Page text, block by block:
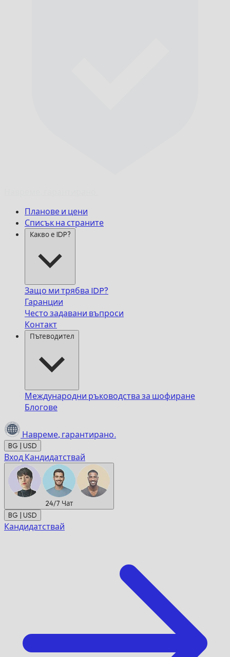
Планове и цени
Списък на страните
Какво е IDP?
Защо ми трябва IDP?
Гаранции
Често задавани въпроси
Контакт
Пътеводител
Международни ръководства за шофиране
Блогове
Навреме, гарантирано.
BG | USD
Вход Кандидатствай
24/7 Чат
BG | USD
Кандидатствай